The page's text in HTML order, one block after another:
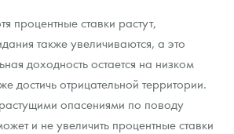
процентные ставки растут,
также увеличиваются, а это
доходность остается на низком
достичь отрицательной территории.
опасениями по поводу
и не увеличить процентные ставки